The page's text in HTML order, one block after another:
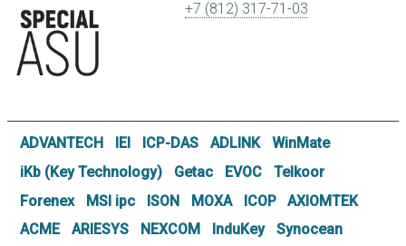
+7 (812) 317-71-03
ADVANTECH IEI ICP-DAS ADLINK
WinMate
iKb (Key Technology)
Getac EVOC
Telkoor
Forenex
MSI ipc ISON MOXA ICOP
AXIOMTEK
ACME
ARIESYS NEXCOM InduKey
Synocean